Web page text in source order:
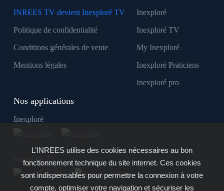
INREES TV devient Inexploré TV
Politique de confidentialité
Conditions générales de vente
Mentions légales
Inexploré
Inexploré TV
My Inexploré
Inexploré Praticiens
Inexploré pro
Nos applications
Inexploré
Inexploré TV
L’INREES utilise des cookies nécessaires au bon
fonctionnement technique du site internet. Ces cookies
sont indispensables pour permettre la connexion à votre
compte, optimiser votre navigation et sécuriser les